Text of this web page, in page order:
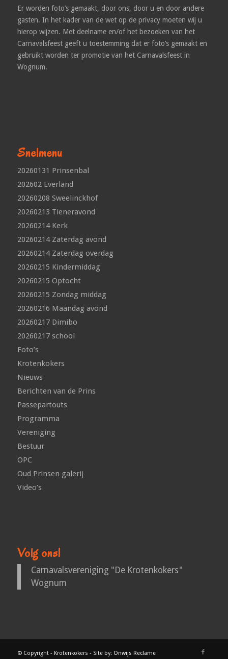
Er worden foto’s gemaakt, door ons, door u en door andere
gasten. In het kader van de wet op de privacy moeten wij u
hierop wijzen. Met deelname en/of het bezoeken van het
Carnavalsfeest geeft u toestemming dat er foto’s gemaakt en
gebruikt worden ter promotie van het Carnavalsfeest in
Wognum.
Snelmenu
20260131 Prinsenbal
202602 Everland
20260208 Sweelinckhof
20260213 Tieneravond
20260214 Kerk
20260214 Zaterdag avond
20260214 Zaterdag overdag
20260215 Kindermiddag
20260215 Optocht
20260215 Zondag middag
20260216 Maandag avond
20260217 Dimibo
20260217 school
Foto’s
Krotenkokers
Nieuws
Berichten van de Prins
Passepartouts
Programma
Vereniging
Bestuur
OPC
Oud Prinsen galerij
Video’s
Volg ons!
Carnavalsvereniging "De Krotenkokers"
Wognum
© Copyright - Krotenkokers - Site by: Onwijs Reclame